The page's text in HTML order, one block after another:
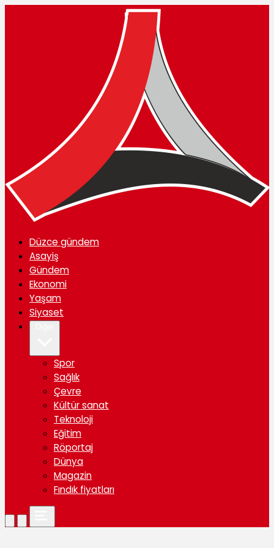
Düzce gündem
Asayiş
Gündem
Ekonomi
Yaşam
Siyaset
Spor
Sağlık
Çevre
Kültür sanat
Teknoloji
Eğitim
Röportaj
Dünya
Magazin
Fındık fiyatları